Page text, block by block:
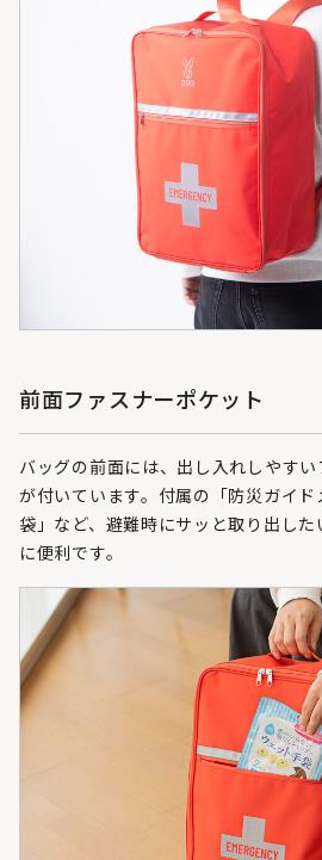
前面ファスナーポケット
バッグの前面には、出し入れしやす
が付いています。付属の「防災ガイ
袋」など、避難時にサッと取り出し
に便利です。